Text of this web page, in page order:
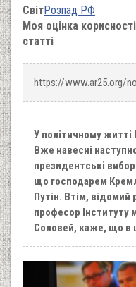
СвітРозпад РФ
Моя оцінка корисності
статті
https://www.ar25.org/
У політичному житті
Вже навесні
президентські
що господарем
Путін. Втім, відомий
професор Інституту
Соловей, каже, що в